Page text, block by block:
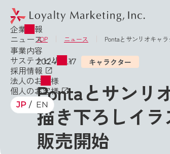
企業情報
ニュース
事業内容
サステナビリティ
採用情報
法人のお客様
個人のお客様
JP EN
TOP ニュース Pontaとサンリオキャ
2024.10.17 キャラクター
Pontaとサンリ
描き下ろしイ
販売開始